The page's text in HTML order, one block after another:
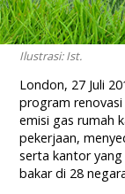
Ilustrasi: Ist.
London, 27 Juli
program
emisi gas rumah
pekerjaan,
serta kantor
bakar di 28